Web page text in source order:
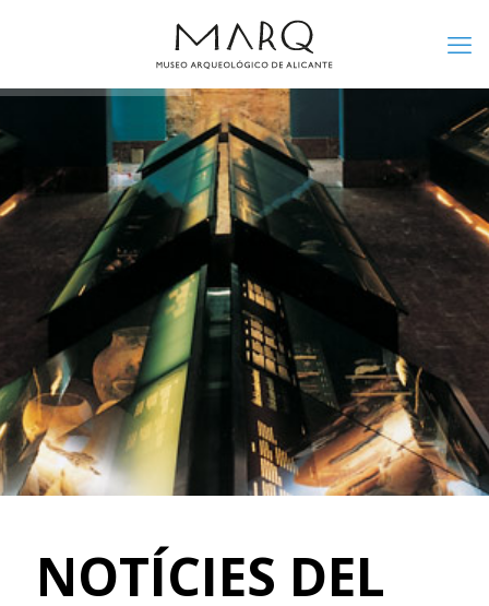
NOTÍCIES DEL